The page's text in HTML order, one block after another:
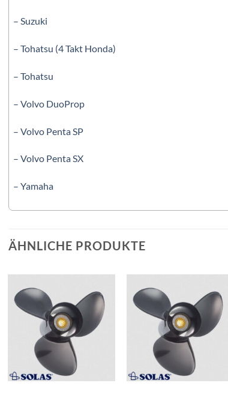
– Suzuki
– Tohatsu (4 Takt Honda)
– Tohatsu
– Volvo DuoProp
– Volvo Penta SP
– Volvo Penta SX
– Yamaha
ÄHNLICHE PRODUKTE
Auf die
Wunschliste
Auf die
Wunschliste